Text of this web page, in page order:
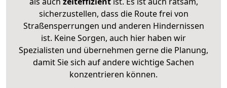
sicherzustellen, dass die Route frei von
Straßensperrungen und anderen Hindernissen
ist. Keine Sorgen, auch hier haben wir
Spezialisten und übernehmen gerne die Planung,
damit Sie sich auf andere wichtige Sachen
konzentrieren können.